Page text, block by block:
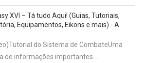
XVI – Tá tudo Aqui! (Guias, Tutoriais,
Equipamentos, Eikons e mais) - A
do Sistema de CombateUma
de informações importantes…